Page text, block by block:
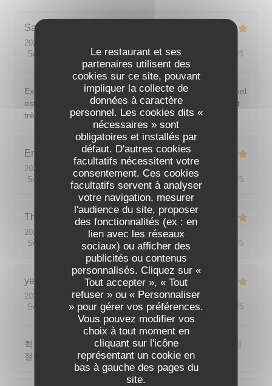
Le restaurant et ses
partenaires utilisent des
cookies sur ce site, pouvant
impliquer la collecte de
données à caractère
personnel. Les cookies dits «
nécessaires » sont
obligatoires et installés par
défaut. D'autres cookies
facultatifs nécessitent votre
consentement. Ces cookies
facultatifs servent à analyser
votre navigation, mesurer
l'audience du site, proposer
des fonctionnalités (ex : en
lien avec les réseaux
sociaux) ou afficher des
publicités ou contenus
personnalisés. Cliquez sur «
Tout accepter », « Tout
refuser » ou « Personnaliser
» pour gérer vos préférences.
Vous pouvez modifier vos
choix à tout moment en
cliquant sur l'icône
représentant un cookie en
bas à gauche des pages du
site.
Sarah-Lou
2026-08-03
Service
Ambiance: 5/5 Cuisine: 5/5 Qualité / Prix /5
Excellent ! Tout est délicieux, bien présentés, le personnel
est vraiment au top : accueillant, souriant, attentionné et
très professionnel. Je recommande sans hésiter !
Emilie
2026-08-05
- 20:30 - Couverts 2
Service
/5 Ambiance: 5 /5 Cuisine: 5 /5 Qualité / Prix /5
Theo
2026-08-01
- 19:00 - Couverts 2
Service
Ambiance: 5 /5 Cuisine: 5/5 Qualité / Prix /5
yeonghun
2026-08-03
- 19:00 - Couverts 4
Service
/5 Ambiance: 5/5 Cuisine: 5/5 Qualité / Prix /5
최고의 분위기, 최고의 맛, 프랑스어가 서툴지만 서버가 친
절함